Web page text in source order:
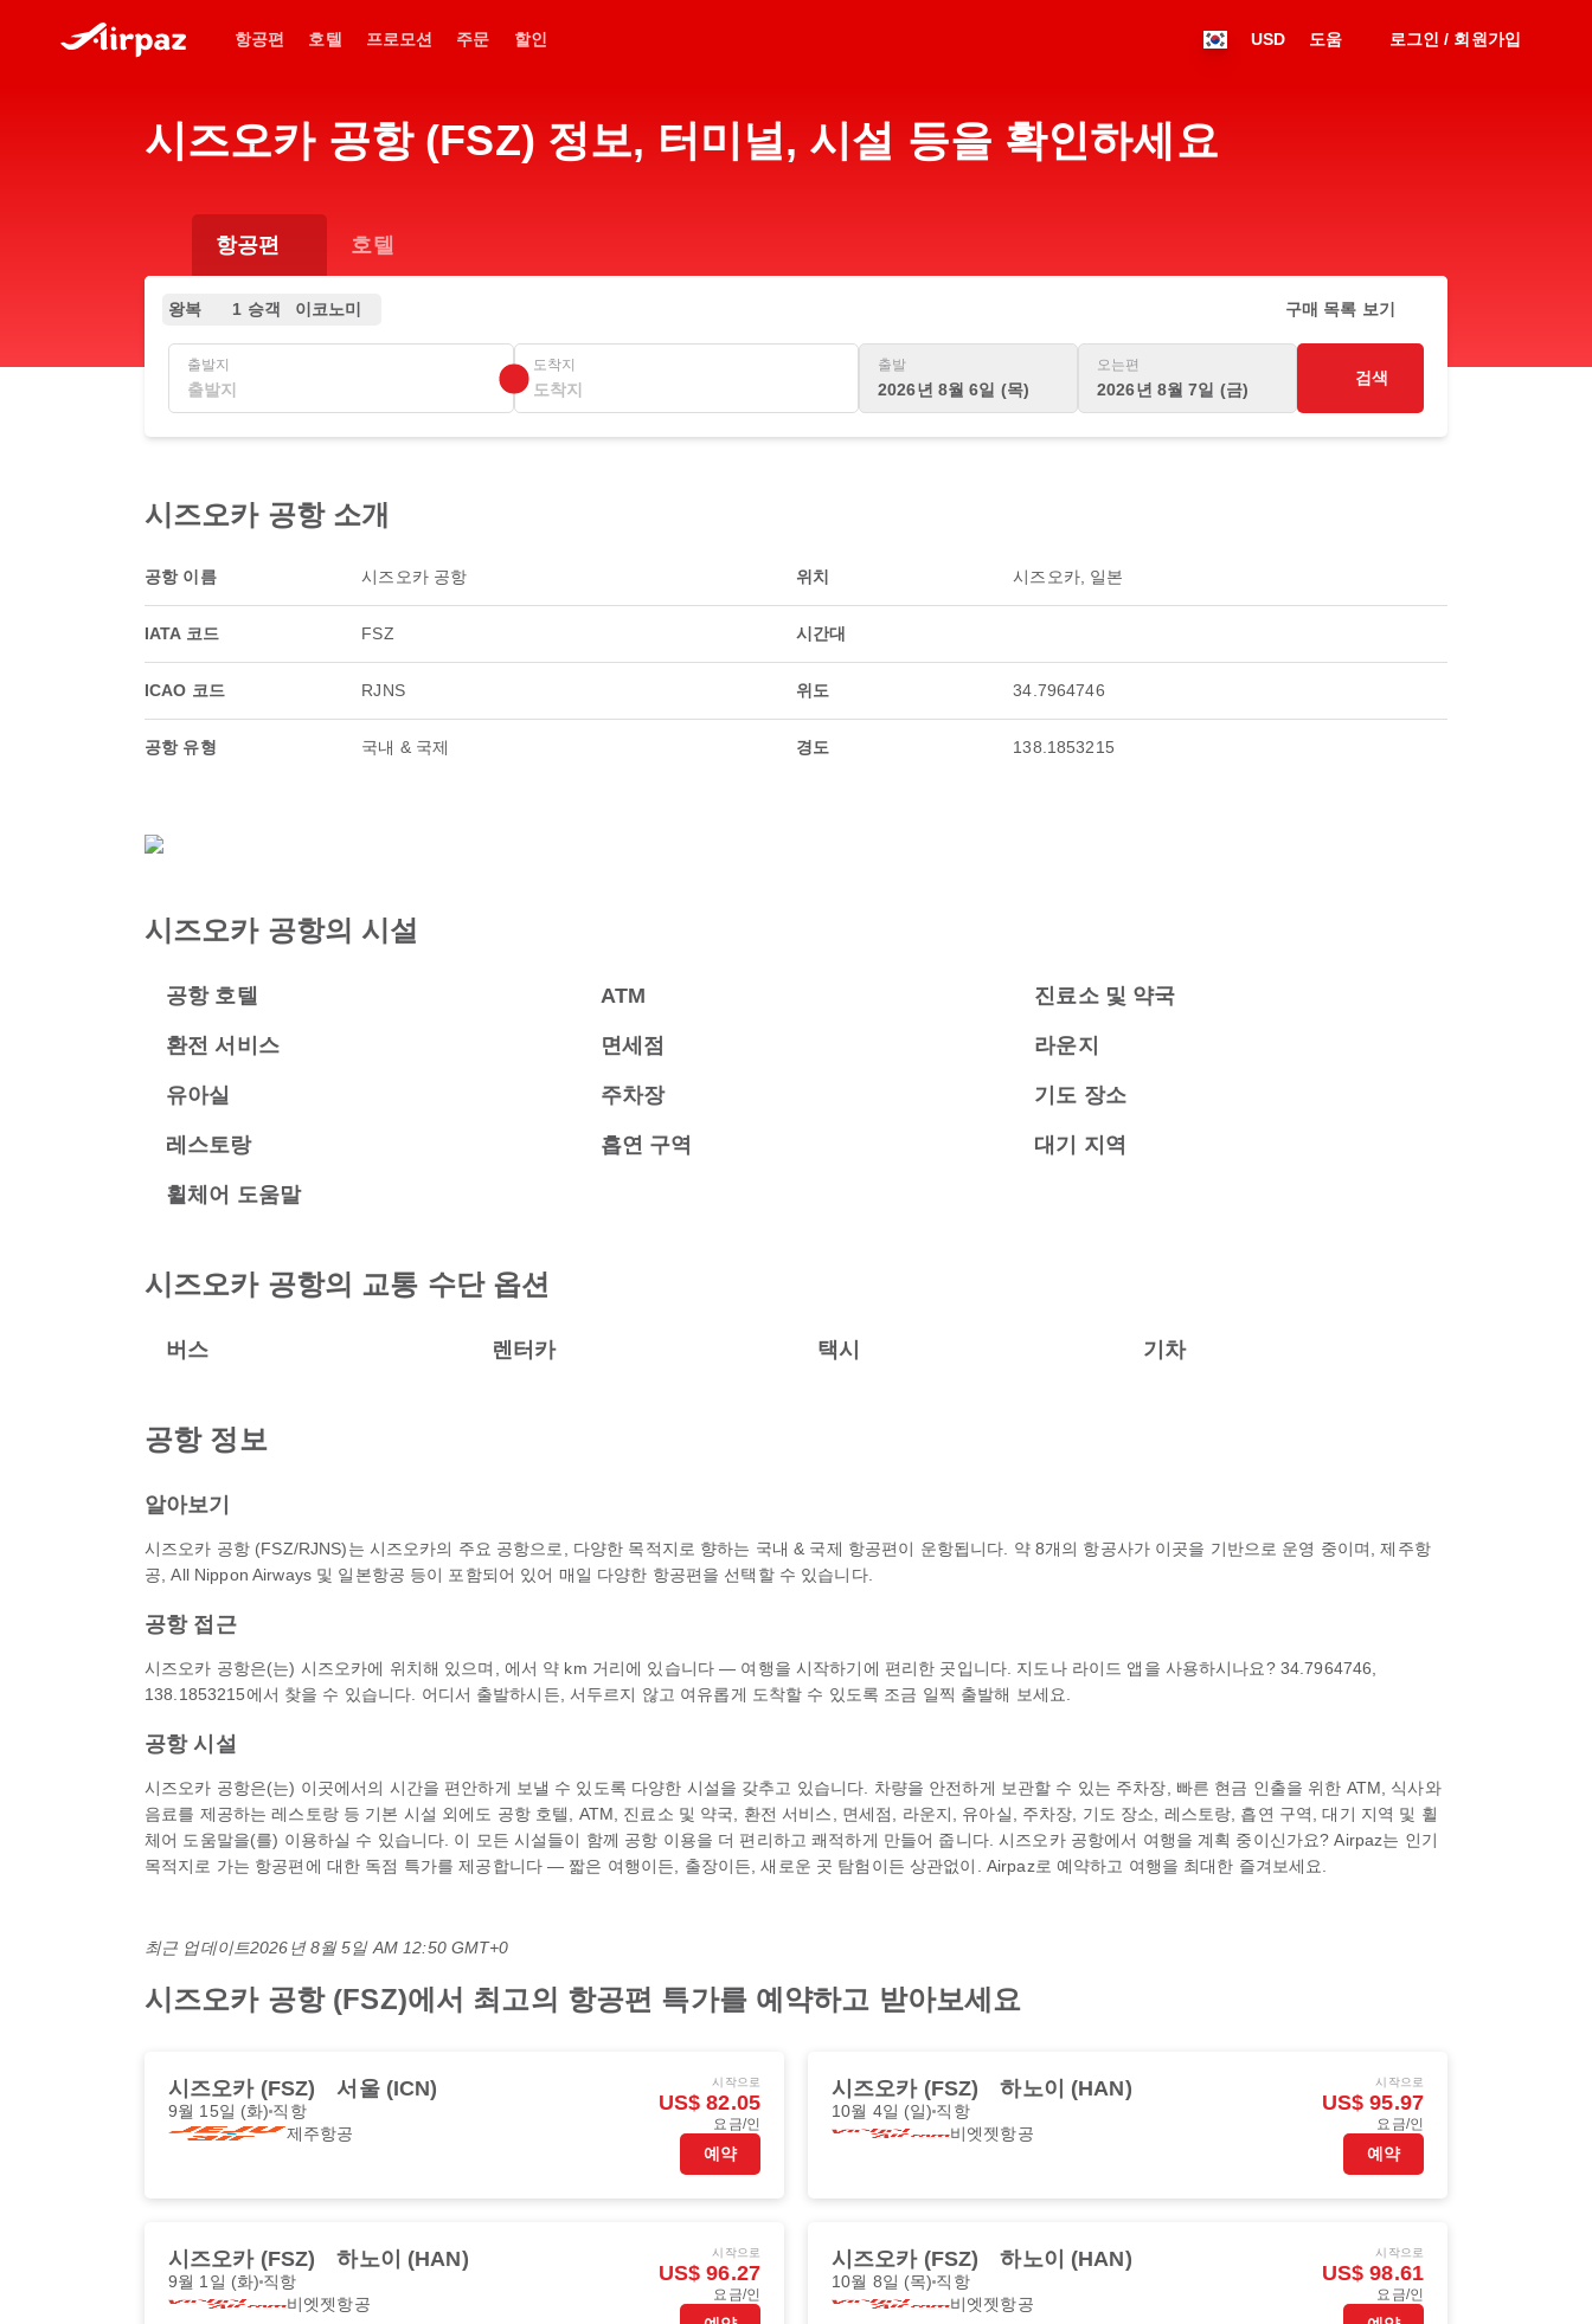
항공편 호텔 프로모션 주문 할인 USD 도움 로그인 / 회원가입
시즈오카 공항 (FSZ) 정보, 터미널, 시설 등을 확인하세요
항공편 호텔
왕복 1 승객 이코노미 구매 목록 보기
출발지 도착지 출발
2026년 8월 6일 (목)
오는편
2026년 8월 7일 (금)
검색
시즈오카 공항 소개
공항 이름 시즈오카 공항
IATA 코드 FSZ
ICAO 코드 RJNS
공항 유형 국내 & 국제
위치 시즈오카, 일본
시간대
위도 34.7964746
경도 138.1853215
시즈오카 공항의 시설
공항 호텔 ATM 진료소 및 약국
환전 서비스 면세점 라운지
유아실 주차장 기도 장소
레스토랑 흡연 구역 대기 지역
휠체어 도움말
시즈오카 공항의 교통 수단 옵션
버스 렌터카 택시 기차
공항 정보
알아보기
시즈오카 공항 (FSZ/RJNS)는 시즈오카의 주요 공항으로, 다양한 목적지로 향하는 국내 & 국제 항공편이 운항됩니다. 약 8개의 항공사가 이곳을 기반으로 운영 중이며, 제주항
공, All Nippon Airways 및 일본항공 등이 포함되어 있어 매일 다양한 항공편을 선택할 수 있습니다.
공항 접근
시즈오카 공항은(는) 시즈오카에 위치해 있으며, 에서 약 km 거리에 있습니다 — 여행을 시작하기에 편리한 곳입니다. 지도나 라이드 앱을 사용하시나요? 34.7964746,
138.1853215에서 찾을 수 있습니다. 어디서 출발하시든, 서두르지 않고 여유롭게 도착할 수 있도록 조금 일찍 출발해 보세요.
공항 시설
시즈오카 공항은(는) 이곳에서의 시간을 편안하게 보낼 수 있도록 다양한 시설을 갖추고 있습니다. 차량을 안전하게 보관할 수 있는 주차장, 빠른 현금 인출을 위한 ATM, 식사와
음료를 제공하는 레스토랑 등 기본 시설 외에도 공항 호텔, ATM, 진료소 및 약국, 환전 서비스, 면세점, 라운지, 유아실, 주차장, 기도 장소, 레스토랑, 흡연 구역, 대기 지역 및 휠
체어 도움말을(를) 이용하실 수 있습니다. 이 모든 시설들이 함께 공항 이용을 더 편리하고 쾌적하게 만들어 줍니다. 시즈오카 공항에서 여행을 계획 중이신가요? Airpaz는 인기
목적지로 가는 항공편에 대한 독점 특가를 제공합니다 — 짧은 여행이든, 출장이든, 새로운 곳 탐험이든 상관없이. Airpaz로 예약하고 여행을 최대한 즐겨보세요.
최근 업데이트2026년 8월 5일 AM 12:50 GMT+0
시즈오카 공항 (FSZ)에서 최고의 항공편 특가를 예약하고 받아보세요
시즈오카 (FSZ) 서울 (ICN)
9월 15일 (화) 직항
제주항공
시작으로
US$ 82.05
요금/인
예약
시즈오카 (FSZ) 하노이 (HAN)
10월 4일 (일) 직항
비엣젯항공
시작으로
US$ 95.97
요금/인
예약
시즈오카 (FSZ) 하노이 (HAN)
9월 1일 (화) 직항
비엣젯항공
시작으로
US$ 96.27
요금/인
시즈오카 (FSZ) 하노이 (HAN)
10월 8일 (목) 직항
비엣젯항공
시작으로
US$ 98.61
요금/인